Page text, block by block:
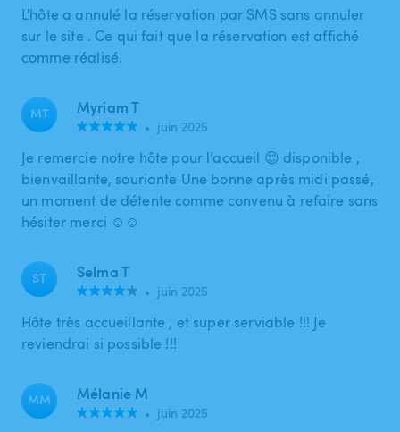
L'hôte a annulé la réservation par SMS sans annuler
sur le site . Ce qui fait que la réservation est affiché
comme réalisé.
MT Myriam T
• juin 2025
Je remercie notre hôte pour l’accueil 😊 disponible ,
bienvaillante, souriante Une bonne après midi passé,
un moment de détente comme convenu à refaire sans
hésiter merci ☺️☺️
ST Selma T
• juin 2025
Hôte très accueillante , et super serviable !!! Je
reviendrai si possible !!!
MM Mélanie M
• juin 2025